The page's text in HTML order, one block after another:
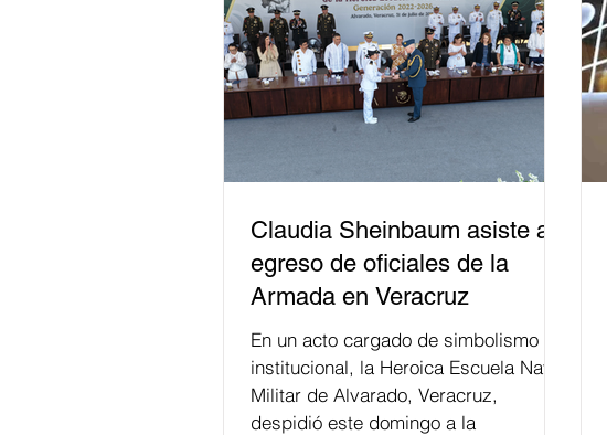
Claudia Sheinbaum asiste a
egreso de oficiales de la
Armada en Veracruz
En un acto cargado de simbolismo
institucional, la Heroica Escuela Naval
Militar de Alvarado, Veracruz,
despidió este domingo a la